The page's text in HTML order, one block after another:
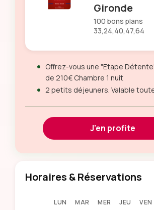
Gironde
100 bons plans
33,24,40,47,64
Offrez-vous une "Etape
de 210€ Chambre 1 nuit
2 petits déjeuners. Valable
J'en profite
Horaires & Réservations
LUN MAR MER JEU VEN